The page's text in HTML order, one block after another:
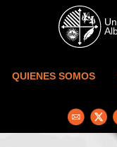
Skip to main content
QUIENES SOMOS